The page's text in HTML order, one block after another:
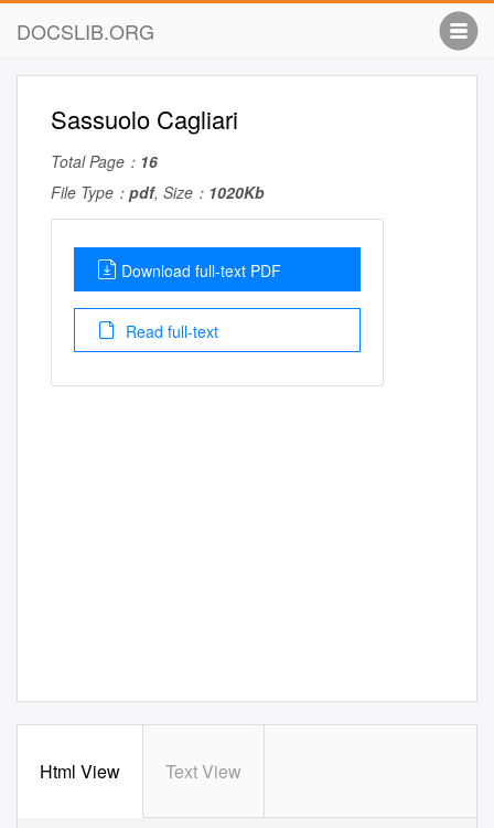
DOCSLIB.ORG
Sassuolo Cagliari
Total Page： 16
File Type： pdf, Size： 1020Kb
Download full-text PDF
Read full-text
Html View Text View